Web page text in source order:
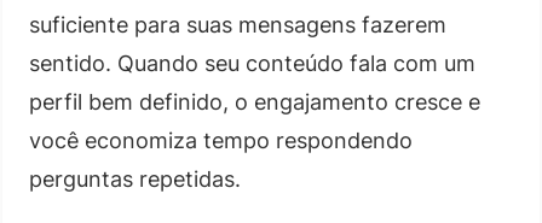
suficiente para suas mensagens fazerem
sentido. Quando seu conteúdo fala com um
perfil bem definido, o engajamento cresce e
você economiza tempo respondendo
perguntas repetidas.